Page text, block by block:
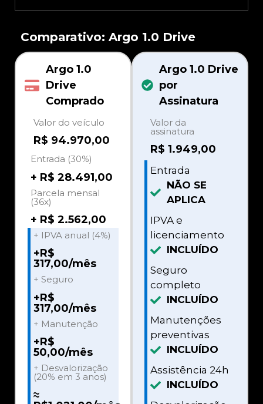
Comparativo: Argo 1.0 Drive
Argo 1.0
Drive
Comprado
Valor do veículo
R$ 94.970,00
Entrada (30%)
+ R$ 28.491,00
Parcela mensal
(36x)
+ R$ 2.562,00
+ IPVA anual (4%)
+R$
317,00/mês
+ Seguro
+R$
317,00/mês
+ Manutenção
+R$
50,00/mês
+ Desvalorização
(20% em 3 anos)
≈
Argo 1.0 Drive
por
Assinatura
Valor da
assinatura
R$ 1.949,00
Entrada
NÃO SE
APLICA
IPVA e
licenciamento
INCLUÍDO
Seguro
completo
INCLUÍDO
Manutenções
preventivas
INCLUÍDO
Assistência 24h
INCLUÍDO